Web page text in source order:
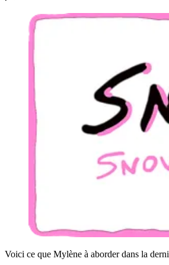
Voici ce que Mylène à aborder dans la